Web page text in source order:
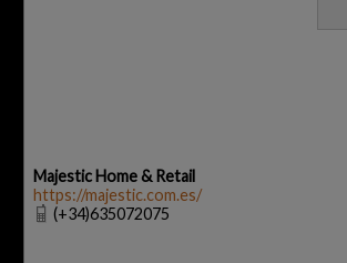
Majestic Home & Retail
https://majestic.com.es/
(+34)635072075